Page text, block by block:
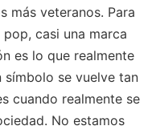
más veteranos. Para
casi una marca
es lo que realmente
símbolo se vuelve tan
cuando realmente se
No estamos